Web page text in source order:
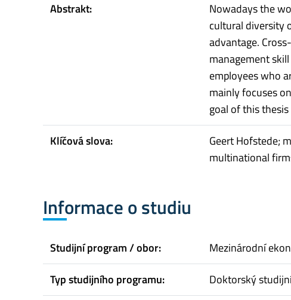
Abstrakt:
Nowadays the
cultural diversity
advantage.
management
employees who
mainly focuses
goal of this
Klíčová slova:
Geert Hofstede;
multinational
Informace o studiu
Studijní program / obor:
Mezinárodní
Typ studijního programu:
Doktorský